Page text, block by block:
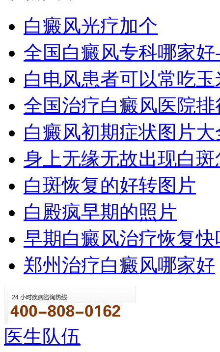
白癜风光疗加个
全国白癜风专科哪家
白电风患者可以常吃
全国治疗白癜风医院排
白癜风初期症状图片大
身上无缘无故出现白
白斑恢复的好转图片
白殿疯早期的照片
早期白癜风治疗恢复快
郑州治疗白癜风哪家好
医生队伍